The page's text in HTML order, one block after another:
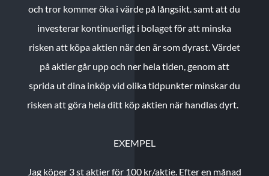
och tror kommer öka i värde på långsikt. samt att du
investerar kontinuerligt i bolaget för att minska
risken att köpa aktien när den är som dyrast. Värdet
på aktier går upp och ner hela tiden, genom att
sprida ut dina inköp vid olika tidpunkter minskar du
risken att göra hela ditt köp aktien när handlas dyrt.
EXEMPEL
Jag köper 3 st aktier för 100 kr/aktie. Efter en månad